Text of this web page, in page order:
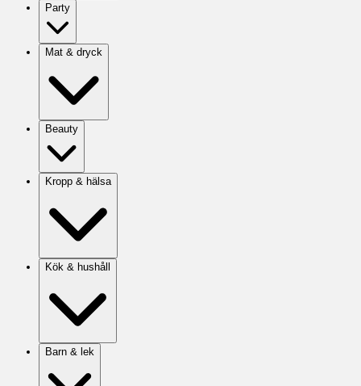
Party
Mat & dryck
Beauty
Kropp & hälsa
Kök & hushåll
Barn & lek